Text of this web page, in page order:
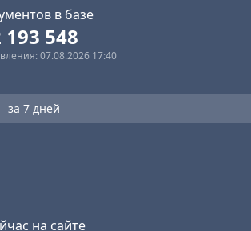
в базе
193 548
07.08.2026 17:40
за 7 дней
на сайте